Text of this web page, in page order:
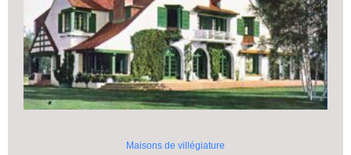
Maisons de villégiature